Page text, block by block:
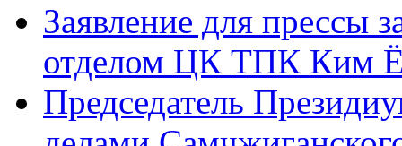
Заявление для прессы
отделом ЦК ТПК Ким
Председатель